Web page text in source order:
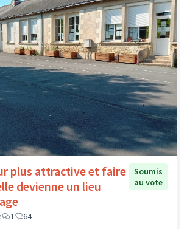
plus attractive et faire
devienne un lieu
Soumis
au vote
1 64